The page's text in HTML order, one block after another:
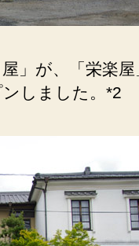
」が、「栄楽
しました。*2